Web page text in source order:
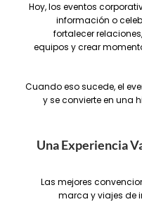
Hoy, los eventos
información o
fortalecer
equipos y crear
Cuando eso sucede, el
y se convierte en una
Una Experiencia
Las mejores
marca y viajes de